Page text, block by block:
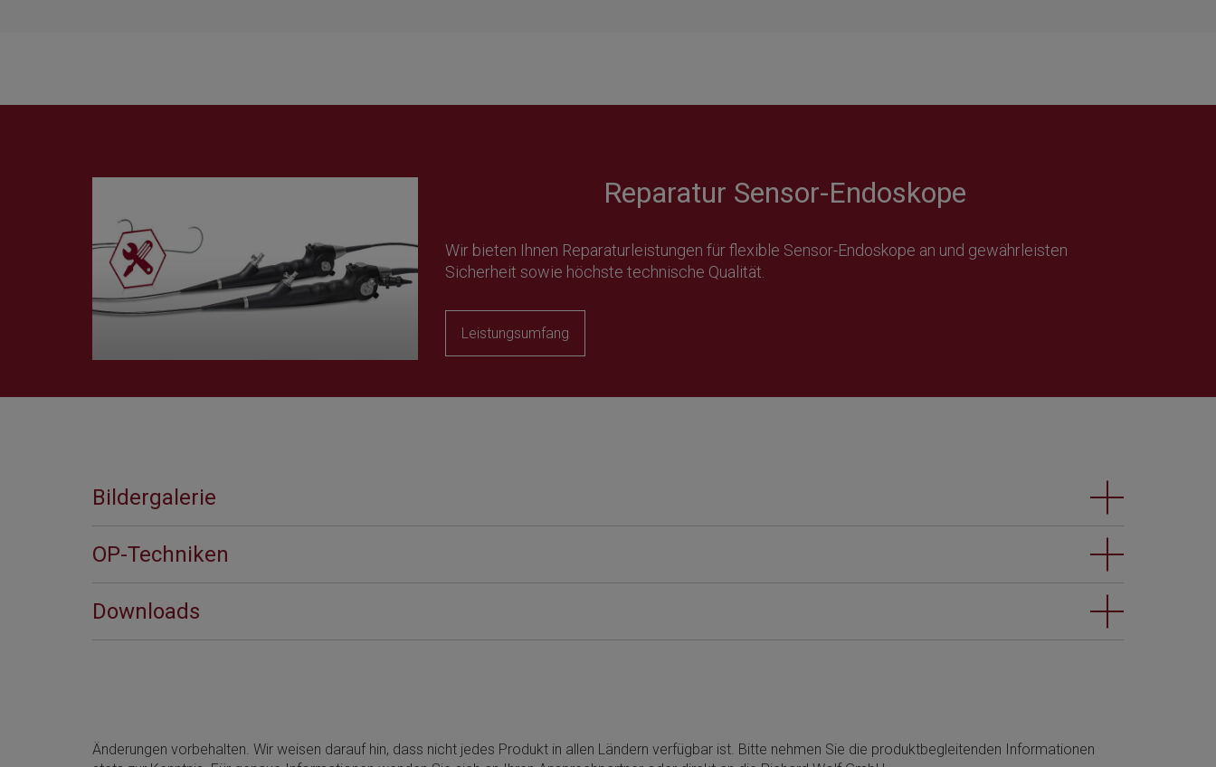
Reparatur Sensor-Endoskope
Wir bieten Ihnen Reparaturleistungen für flexible Sensor-Endoskope an und gewährleisten
Sicherheit sowie höchste technische Qualität.
Leistungsumfang
Bildergalerie
OP-Techniken
Downloads
Änderungen vorbehalten. Wir weisen darauf hin, dass nicht jedes Produkt in allen Ländern verfügbar ist. Bitte nehmen Sie die produktbegleitenden Informationen